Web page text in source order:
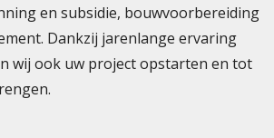
en subsidie, bouwvoorbereiding
Dankzij jarenlange ervaring
wij ook uw project opstarten en tot